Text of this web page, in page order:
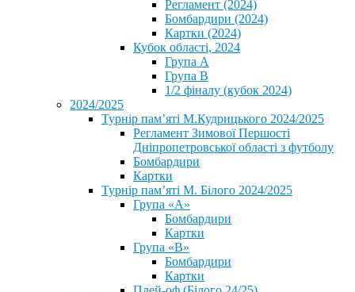
Регламент (2024)
Бомбардири (2024)
Картки (2024)
Кубок області, 2024
Група А
Група В
1/2 фіналу (кубок 2024)
2024/2025
Турнір пам’яті М.Кудрицького 2024/2025
Регламент Зимової Першості
Дніпропетровської області з футболу
Бомбардири
Картки
Турнір пам’яті М. Білого 2024/2025
Група «А»
Бомбардири
Картки
Група «В»
Бомбардири
Картки